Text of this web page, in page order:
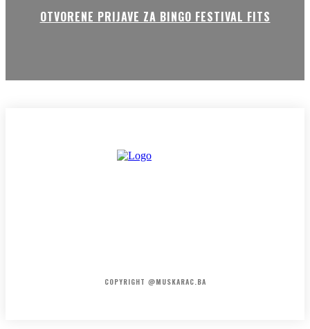
OTVORENE PRIJAVE ZA BINGO FESTIVAL FITS
COPYRIGHT @MUSKARAC.BA